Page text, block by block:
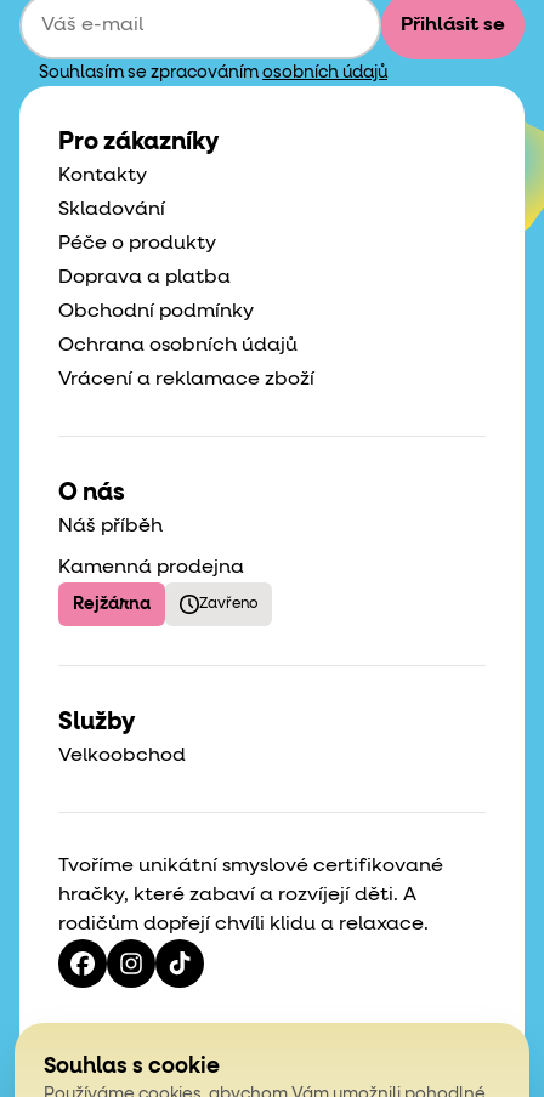
Přihlásit se
Souhlasím se zpracováním osobních údajů
Tvoříme unikátní smyslové certifikované
hračky, které zabaví a rozvíjejí děti. A
rodičům dopřejí chvíli klidu a relaxace.
Pro zákazníky
Kontakty
Skladování
Péče o produkty
Doprava a platba
Obchodní podmínky
Ochrana osobních údajů
Vrácení a reklamace zboží
O nás
Náš příběh
Kamenná prodejna
Rejžárna Zavřeno
Služby
Velkoobchod
Souhlas s cookie